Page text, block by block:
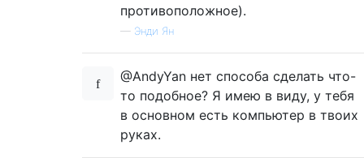
противоположное).
— Энди Ян
@AndyYan нет способа сделать что-
то подобное? Я имею в виду, у тебя
в основном есть компьютер в твоих
руках.